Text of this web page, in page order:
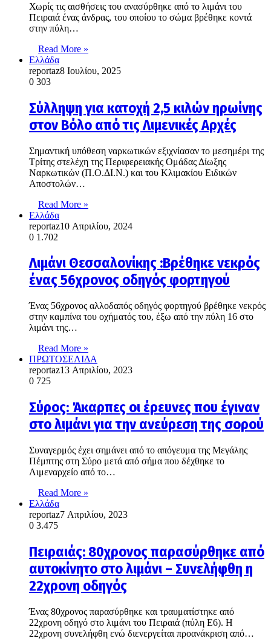
Χωρίς τις αισθήσεις του ανασύρθηκε από το λιμάνι του
Πειραιά ένας άνδρας, του οποίου το σώμα βρέθηκε κοντά
στην πύλη…
Read More »
Ελλάδα
reportaz8 Ιουλίου, 2025
0 303
Σύλληψη για κατοχή 2,5 κιλών ηρωίνης
στον Βόλο από τις Λιμενικές Αρχές
Σημαντική υπόθεση ναρκωτικών εξιχνίασαν το μεσημέρι της
Τρίτης στελέχη της Περιφερειακής Ομάδας Δίωξης
Ναρκωτικών (Π.Ο.ΔΙ.Ν.) και του Κλιμακίου Ειδικών
Αποστολών…
Read More »
Ελλάδα
reportaz10 Απριλίου, 2024
0 1.702
Λιμάνι Θεσσαλονίκης :Βρέθηκε νεκρός
ένας 56χρονος οδηγός φορτηγού
Ένας 56χρονος αλλοδαπός οδηγός φορτηγού βρέθηκε νεκρός
στην καμπίνα του οχήματός του, έξω από την πύλη 16 στο
λιμάνι της…
Read More »
ΠΡΩΤΟΣΕΛΙΔΑ
reportaz13 Απριλίου, 2023
0 725
Σύρος: Άκαρπες οι έρευνες που έγιναν
στο λιμάνι για την ανεύρεση της σορού
Συναγερμός έχει σημάνει από το απόγευμα της Μεγάλης
Πέμπτης στη Σύρο μετά από σήμα που δέχθηκε το
Λιμεναρχείο από το…
Read More »
Ελλάδα
reportaz7 Απριλίου, 2023
0 3.475
Πειραιάς: 80χρονος παρασύρθηκε από
αυτοκίνητο στο λιμάνι – Συνελήφθη η
22χρονη οδηγός
Ένας 80χρονος παρασύρθηκε και τραυματίστηκε από
22χρονη οδηγό στο λιμάνι του Πειραιά (πύλη Ε6). Η
22χρονη συνελήφθη ενώ διενεργείται προανάκριση από…